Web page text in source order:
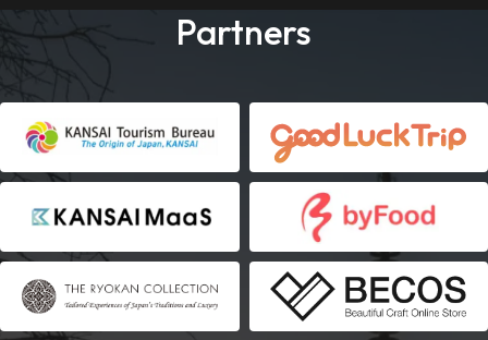
Partners